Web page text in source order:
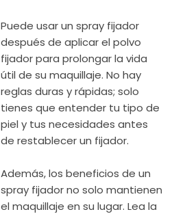
Puede usar un spray fijador
después de aplicar el polvo
fijador para prolongar la vida
útil de su maquillaje. No hay
reglas duras y rápidas; solo
tienes que entender tu tipo de
piel y tus necesidades antes
de restablecer un fijador.
Además, los beneficios de un
spray fijador no solo mantienen
el maquillaje en su lugar. Lea la